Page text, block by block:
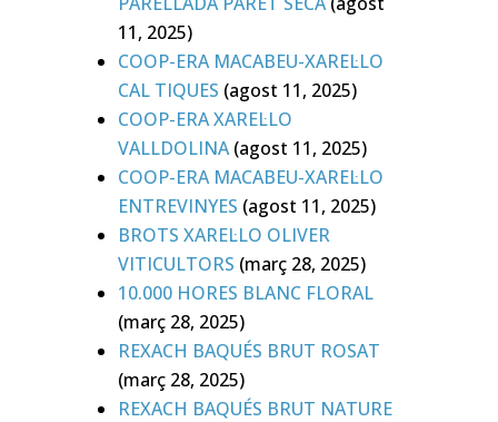
11, 2025)
COOP-ERA MACABEU-XAREL·LO
CAL TIQUES (agost 11, 2025)
COOP-ERA XAREL·LO
VALLDOLINA (agost 11, 2025)
COOP-ERA MACABEU-XAREL·LO
ENTREVINYES (agost 11, 2025)
BROTS XAREL·LO OLIVER
VITICULTORS (març 28, 2025)
10.000 HORES BLANC FLORAL
(març 28, 2025)
REXACH BAQUÉS BRUT ROSAT
(març 28, 2025)
REXACH BAQUÉS BRUT NATURE